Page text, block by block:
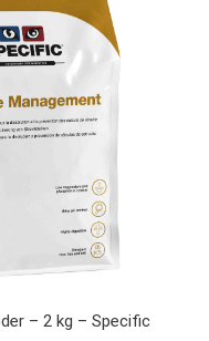
– 2 kg – Specific